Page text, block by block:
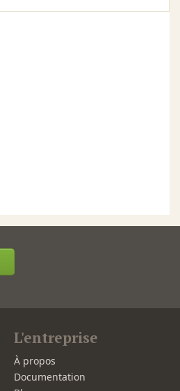
L'entreprise
À propos
Documentation